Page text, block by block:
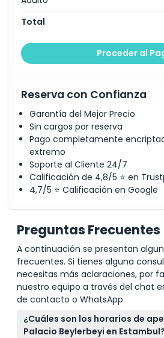
Horario de Apertura
Cosas a Saber
Cómo Canjear
Política de Cancelación
Total
Proceder al
Reserva con Confianza
Garantía del Mejor Precio
Sin cargos por reserva
Pago completamente
extremo
Soporte al Cliente 24/7
Calificación de 4,8/5 ⭐ en
4,7/5 ⭐ Calificación en Google
Preguntas Frecuentes
A continuación se presentan
frecuentes. Si tienes alguna
necesitas más aclaraciones, por
nuestro equipo a través del chat
de contacto o WhatsApp.
¿Cuáles son los horarios de
Palacio Beylerbeyi en Estambul?